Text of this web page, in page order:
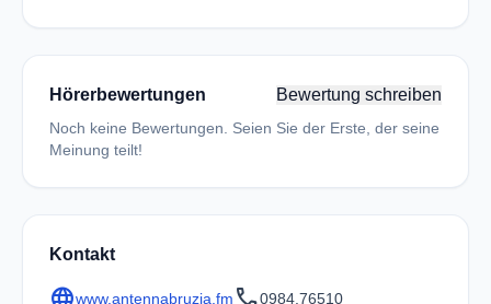
Hörerbewertungen Bewertung schreiben
Noch keine Bewertungen. Seien Sie der Erste, der seine
Meinung teilt!
Kontakt
www.antennabruzia.fm 0984.76510